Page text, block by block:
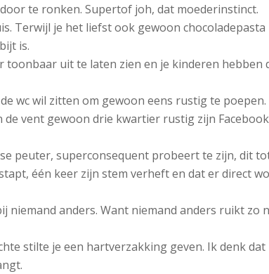
te ronken. Supertof joh, dat moederinstinct.
Terwijl je het liefst ook gewoon chocoladepasta
is.
toonbaar uit te laten zien en je kinderen hebben
wc wil zitten om gewoon eens rustig te poepen.
vent gewoon drie kwartier rustig zijn
peuter, superconsequent probeert te zijn, dit
één keer zijn stem verheft en dat er direct
niemand anders. Want niemand anders ruikt zo
stilte je een hartverzakking geven. Ik denk dat